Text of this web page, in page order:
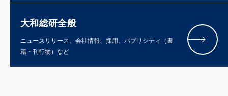
大和総研全般
ニュースリリース、会社情報、採用、パブリシティ（書
籍・刊行物）など